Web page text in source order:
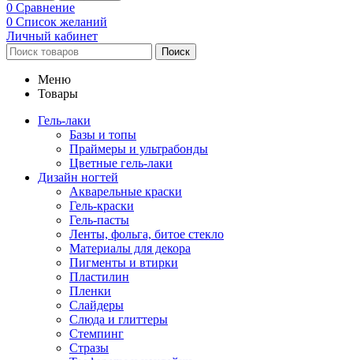
0 Сравнение
0 Список желаний
Личный кабинет
Поиск
Меню
Товары
Гель-лаки
Базы и топы
Праймеры и ультрабонды
Цветные гель-лаки
Дизайн ногтей
Акварельные краски
Гель-краски
Гель-пасты
Ленты, фольга, битое стекло
Материалы для декора
Пигменты и втирки
Пластилин
Пленки
Слайдеры
Слюда и глиттеры
Стемпинг
Стразы